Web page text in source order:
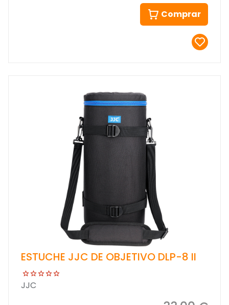
Comprar
ESTUCHE JJC DE OBJETIVO DLP-8 II
JJC